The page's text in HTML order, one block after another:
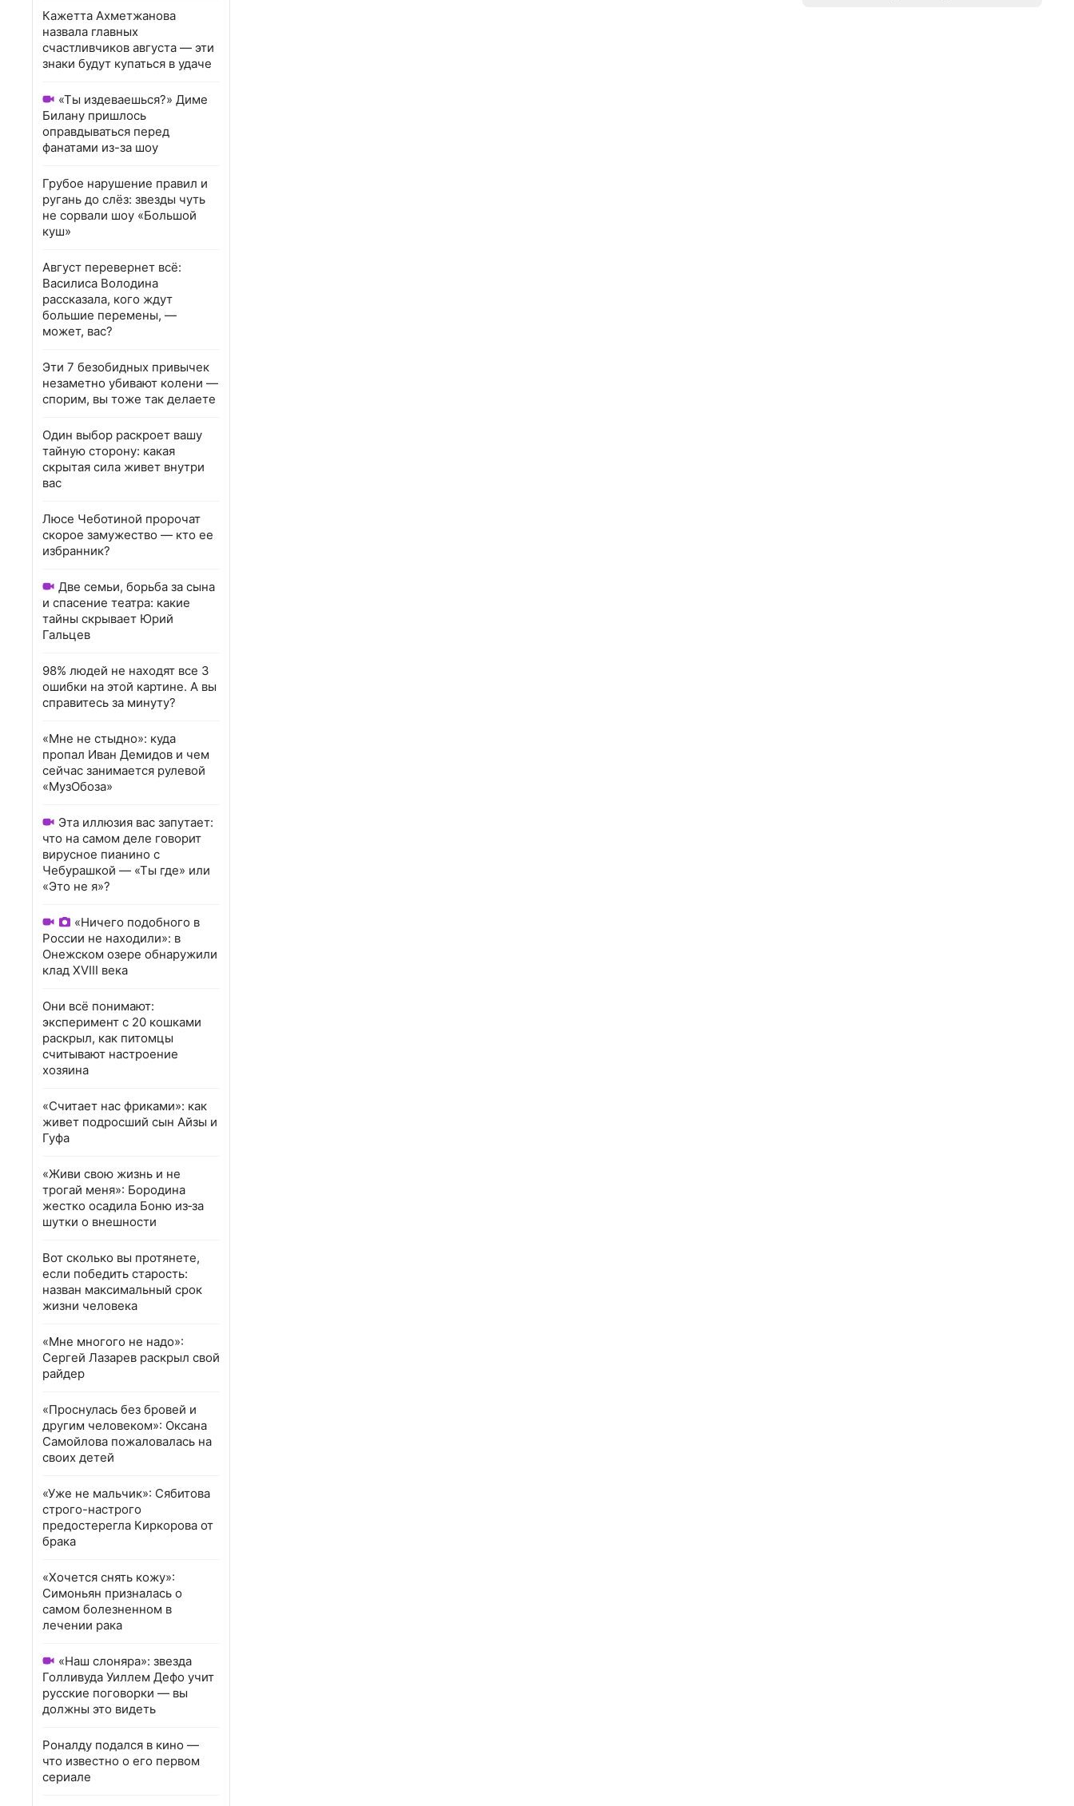
Кажетта Ахметжанова
назвала главных
счастливчиков августа — эти
знаки будут купаться в удаче
«Ты издеваешься?» Диме
Билану пришлось
оправдываться перед
фанатами из-за шоу
Грубое нарушение правил и
ругань до слёз: звезды чуть
не сорвали шоу «Большой
куш»
Август перевернет всё:
Василиса Володина
рассказала, кого ждут
большие перемены, —
может, вас?
Эти 7 безобидных привычек
незаметно убивают колени —
спорим, вы тоже так делаете
Один выбор раскроет вашу
тайную сторону: какая
скрытая сила живет внутри
вас
Люсе Чеботиной пророчат
скорое замужество — кто ее
избранник?
Две семьи, борьба за сына
и спасение театра: какие
тайны скрывает Юрий
Гальцев
98% людей не находят все 3
ошибки на этой картине. А вы
справитесь за минуту?
«Мне не стыдно»: куда
пропал Иван Демидов и чем
сейчас занимается рулевой
«МузОбоза»
Эта иллюзия вас запутает:
что на самом деле говорит
вирусное пианино с
Чебурашкой — «Ты где» или
«Это не я»?
«Ничего подобного в
России не находили»: в
Онежском озере обнаружили
клад XVIII века
Они всё понимают:
эксперимент с 20 кошками
раскрыл, как питомцы
считывают настроение
хозяина
«Считает нас фриками»: как
живет подросший сын Айзы и
Гуфа
«Живи свою жизнь и не
трогай меня»: Бородина
жестко осадила Боню из‑за
шутки о внешности
Вот сколько вы протянете,
если победить старость:
назван максимальный срок
жизни человека
«Мне многого не надо»:
Сергей Лазарев раскрыл свой
райдер
«Проснулась без бровей и
другим человеком»: Оксана
Самойлова пожаловалась на
своих детей
«Уже не мальчик»: Сябитова
строго-настрого
предостерегла Киркорова от
брака
«Хочется снять кожу»:
Симоньян призналась о
самом болезненном в
лечении рака
«Наш слоняра»: звезда
Голливуда Уиллем Дефо учит
русские поговорки — вы
должны это видеть
Роналду подался в кино —
что известно о его первом
сериале